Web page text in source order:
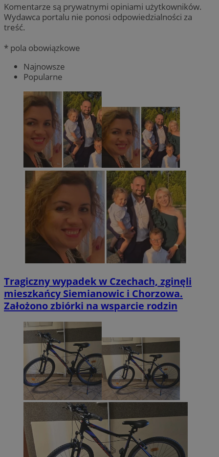
Komentarze są prywatnymi opiniami użytkowników.
Wydawca portalu nie ponosi odpowiedzialności za
treść.
* pola obowiązkowe
Najnowsze
Popularne
Tragiczny wypadek w Czechach, zginęli
mieszkańcy Siemianowic i Chorzowa.
Założono zbiórki na wsparcie rodzin